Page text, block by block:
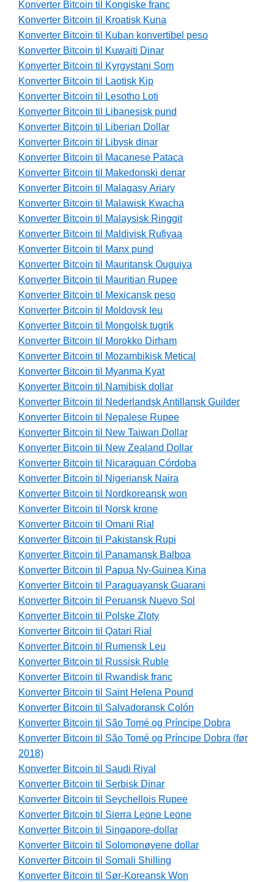
Konverter Bitcoin til Kongiske franc
Konverter Bitcoin til Kroatisk Kuna
Konverter Bitcoin til Kuban konvertibel peso
Konverter Bitcoin til Kuwaiti Dinar
Konverter Bitcoin til Kyrgystani Som
Konverter Bitcoin til Laotisk Kip
Konverter Bitcoin til Lesotho Loti
Konverter Bitcoin til Libanesisk pund
Konverter Bitcoin til Liberian Dollar
Konverter Bitcoin til Libysk dinar
Konverter Bitcoin til Macanese Pataca
Konverter Bitcoin til Makedonski denar
Konverter Bitcoin til Malagasy Ariary
Konverter Bitcoin til Malawisk Kwacha
Konverter Bitcoin til Malaysisk Ringgit
Konverter Bitcoin til Maldivisk Rufiyaa
Konverter Bitcoin til Manx pund
Konverter Bitcoin til Mauritansk Ouguiya
Konverter Bitcoin til Mauritian Rupee
Konverter Bitcoin til Mexicansk peso
Konverter Bitcoin til Moldovsk leu
Konverter Bitcoin til Mongolsk tugrik
Konverter Bitcoin til Morokko Dirham
Konverter Bitcoin til Mozambikisk Metical
Konverter Bitcoin til Myanma Kyat
Konverter Bitcoin til Namibisk dollar
Konverter Bitcoin til Nederlandsk Antillansk Guilder
Konverter Bitcoin til Nepalese Rupee
Konverter Bitcoin til New Taiwan Dollar
Konverter Bitcoin til New Zealand Dollar
Konverter Bitcoin til Nicaraguan Córdoba
Konverter Bitcoin til Nigeriansk Naira
Konverter Bitcoin til Nordkoreansk won
Konverter Bitcoin til Norsk krone
Konverter Bitcoin til Omani Rial
Konverter Bitcoin til Pakistansk Rupi
Konverter Bitcoin til Panamansk Balboa
Konverter Bitcoin til Papua Ny-Guinea Kina
Konverter Bitcoin til Paraguayansk Guarani
Konverter Bitcoin til Peruansk Nuevo Sol
Konverter Bitcoin til Polske Zloty
Konverter Bitcoin til Qatari Rial
Konverter Bitcoin til Rumensk Leu
Konverter Bitcoin til Russisk Ruble
Konverter Bitcoin til Rwandisk franc
Konverter Bitcoin til Saint Helena Pound
Konverter Bitcoin til Salvadoransk Colón
Konverter Bitcoin til São Tomé og Príncipe Dobra
Konverter Bitcoin til São Tomé og Príncipe Dobra (før
2018)
Konverter Bitcoin til Saudi Riyal
Konverter Bitcoin til Serbisk Dinar
Konverter Bitcoin til Seychellois Rupee
Konverter Bitcoin til Sierra Leone Leone
Konverter Bitcoin til Singapore-dollar
Konverter Bitcoin til Solomonøyene dollar
Konverter Bitcoin til Somali Shilling
Konverter Bitcoin til Sør-Koreansk Won